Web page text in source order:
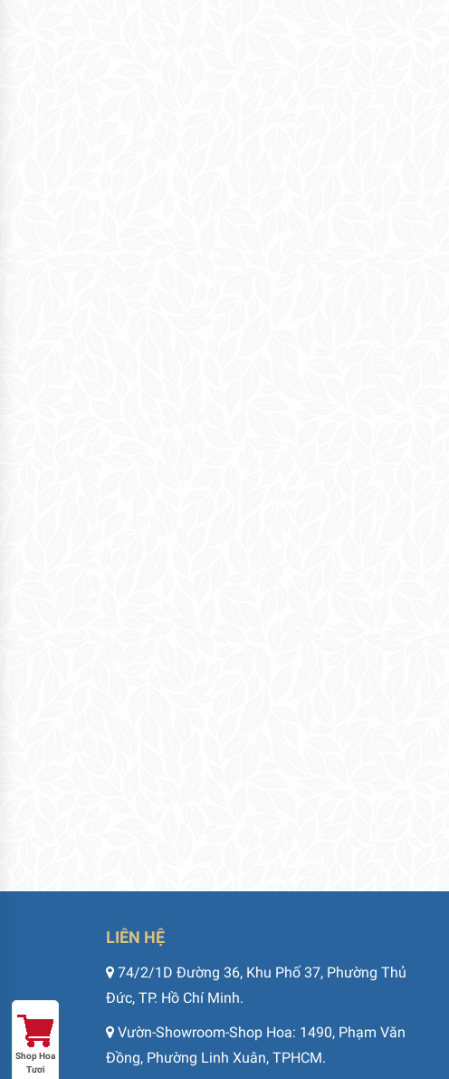
LIÊN HỆ
74/2/1D Đường 36, Khu Phố 37, Phường Thủ
Đức, TP. Hồ Chí Minh.
Vườn-Showroom-Shop Hoa: 1490, Phạm Văn
Đồng, Phường Linh Xuân, TPHCM.
Shop Hoa
Tươi